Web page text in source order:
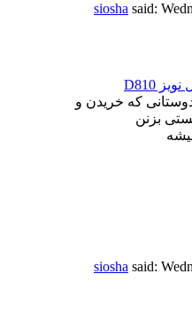
siosha said:
که خریدن و
siosha said: